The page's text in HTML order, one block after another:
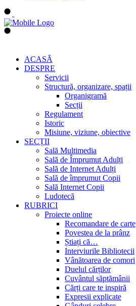
ACASĂ
DESPRE
Servicii
Structură, organizare, spații
Organigramă
Secții
Regulament
Istoric
Misiune, viziune, obiective
SECȚII
Sală Multimedia
Sală de Împrumut Adulți
Sală de Internet Adulți
Sală de împrumut Copii
Sală Internet Copii
Ludotecă
RUBRICI
Proiecte online
Recomandare de carte
Povestea de la prânz
Știați că…
Interviurile Bibliotecii
Vânătoarea de comori
Duelul cărților
Cuvântul săptămânii
Cărți care te inspiră
Expresii explicate